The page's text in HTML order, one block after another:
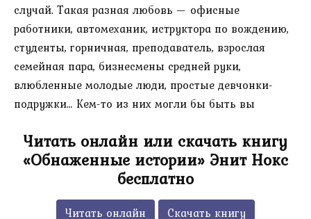
случай. Такая разная любовь — офисные
работники, автомеханик, иструктора по вождению,
студенты, горничная, преподаватель, взрослая
семейная пара, бизнесмены средней руки,
влюбленные молодые люди, простые девчонки-
подружки… Кем-то из них могли бы быть вы
Читать онлайн или скачать книгу
«Обнаженные истории» Энит Нокс
бесплатно
Читать онлайн Скачать книгу